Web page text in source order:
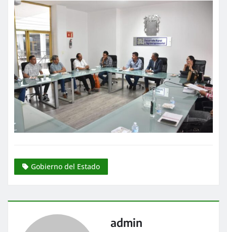
Gobierno del Estado
admin